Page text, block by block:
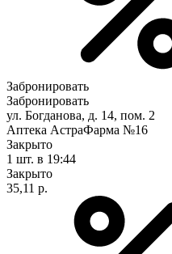
Забронировать
Забронировать
ул. Богданова, д. 14, пом. 2
Аптека АстраФарма №16
Закрыто
1 шт. в 19:44
Закрыто
35,11 р.